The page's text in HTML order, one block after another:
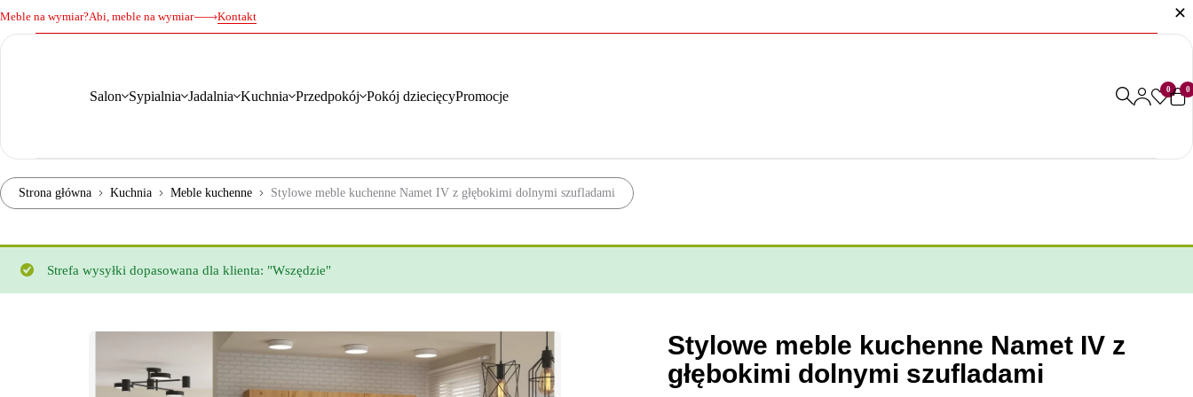
Meble na wymiar?Abi, meble na wymiar Kontakt
Salon Sypialnia Jadalnia Kuchnia Przedpokój Pokój dziecięcyPromocje 0 0
Strona główna Kuchnia Meble kuchenne Stylowe meble kuchenne Namet IV z głębokimi dolnymi szufladami
Strefa wysyłki dopasowana dla klienta: "Wszędzie"
Stylowe meble kuchenne Namet IV z
głębokimi dolnymi szufladami